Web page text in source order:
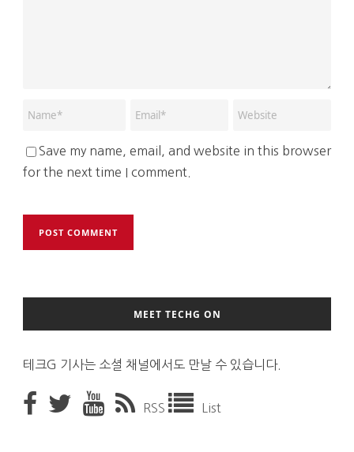
Save my name, email, and website in this browser
for the next time I comment.
MEET TECHG ON
테크G 기사는 소셜 채널에서도 만날 수 있습니다.
RSS List